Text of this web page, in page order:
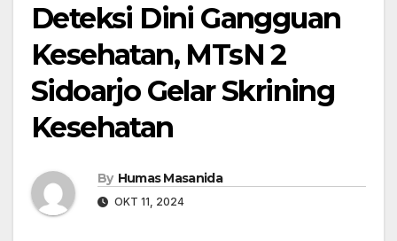
Deteksi Dini Gangguan
Kesehatan, MTsN 2
Sidoarjo Gelar Skrining
Kesehatan
By Humas Masanida
OKT 11, 2024